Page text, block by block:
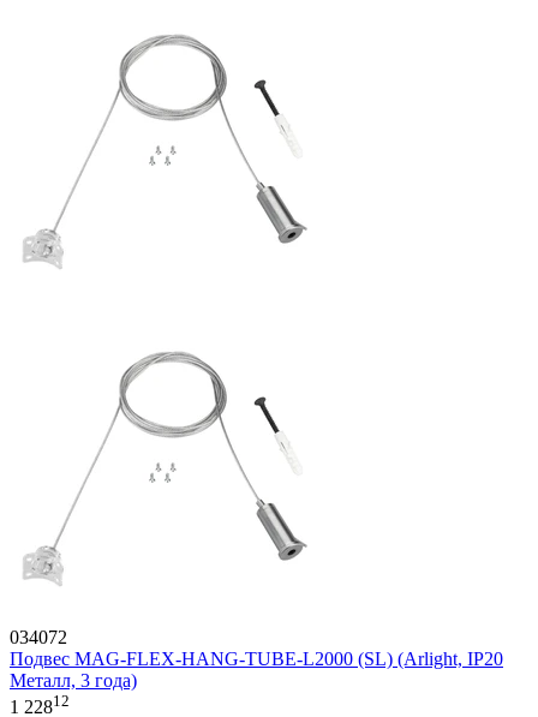
034072
Подвес MAG-FLEX-HANG-TUBE-L2000 (SL) (Arlight, IP20
Металл, 3 года)
1 22812